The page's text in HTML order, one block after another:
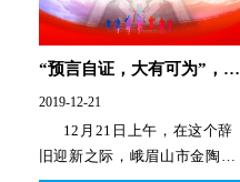
“预言自证，大有可为”，金
陶瓷业2020年新品发布会
2019-12-21
12月21日上午，在这个辞
旧迎新之际，峨眉山市金陶瓷